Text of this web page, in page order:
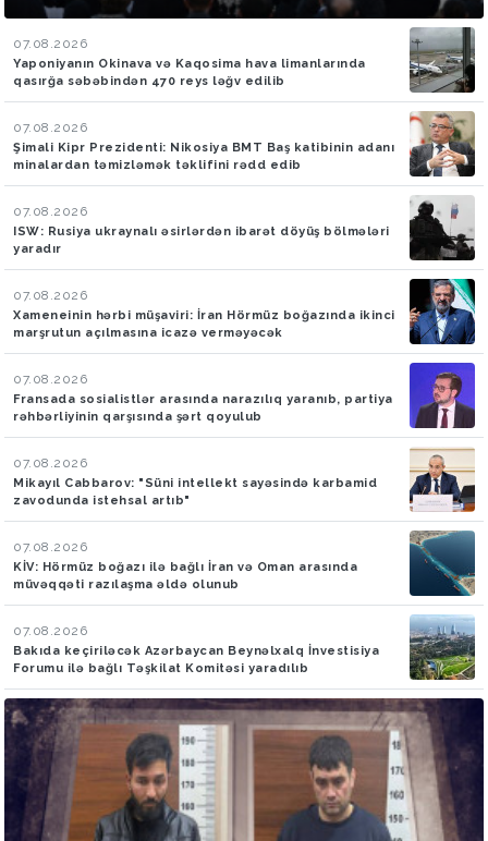
07.08.2026
Yaponiyanın Okinava və Kaqosima hava limanlarında
qasırğa səbəbindən 470 reys ləğv edilib
07.08.2026
Şimali Kipr Prezidenti: Nikosiya BMT Baş katibinin adanı
minalardan təmizləmək təklifini rədd edib
07.08.2026
ISW: Rusiya ukraynalı əsirlərdən ibarət döyüş bölmələri
yaradır
07.08.2026
Xameneinin hərbi müşaviri: İran Hörmüz boğazında ikinci
marşrutun açılmasına icazə verməyəcək
07.08.2026
Fransada sosialistlər arasında narazılıq yaranıb, partiya
rəhbərliyinin qarşısında şərt qoyulub
07.08.2026
Mikayıl Cabbarov: "Süni intellekt sayəsində karbamid
zavodunda istehsal artıb"
07.08.2026
KİV: Hörmüz boğazı ilə bağlı İran və Oman arasında
müvəqqəti razılaşma əldə olunub
07.08.2026
Bakıda keçiriləcək Azərbaycan Beynəlxalq İnvestisiya
Forumu ilə bağlı Təşkilat Komitəsi yaradılıb